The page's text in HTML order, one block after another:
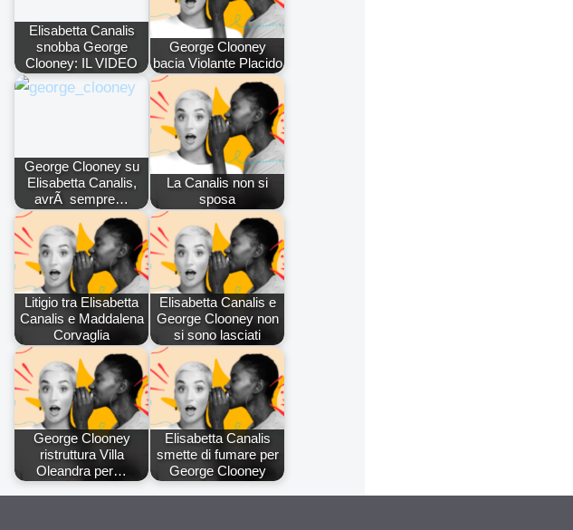
Elisabetta Canalis
snobba George
Clooney: IL VIDEO
George Clooney
bacia Violante Placido
George Clooney su
Elisabetta Canalis,
avrÃ sempre…
La Canalis non si
sposa
Litigio tra Elisabetta
Canalis e Maddalena
Corvaglia
Elisabetta Canalis e
George Clooney non
si sono lasciati
George Clooney
ristruttura Villa
Oleandra per…
Elisabetta Canalis
smette di fumare per
George Clooney